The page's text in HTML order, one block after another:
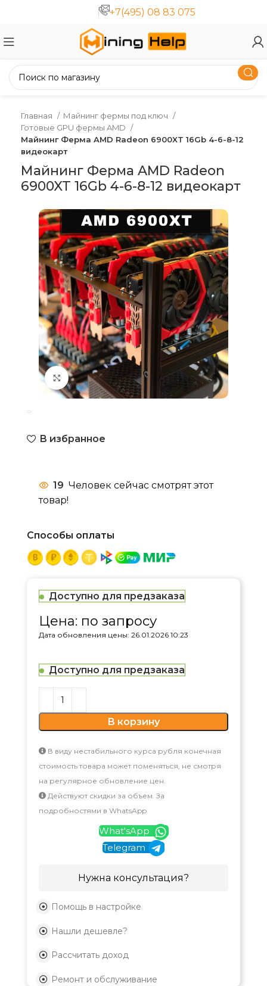
+7(495) 08 83 075
Главная
Майнинг фермы под ключ
Готовые GPU фермы AMD
Майнинг Ферма AMD Radeon 6900XT 16Gb 4-6-8-12
видеокарт
Майнинг Ферма AMD Radeon
6900XT 16Gb 4-6-8-12 видеокарт
Нажмите, чтобы увеличить
В избранное
19 Человек сейчас смотрят этот
товар!
Способы оплаты
Доступно для предзаказа
Цена: по запросу
Дата обновления цены: 26.01.2026 10:23
Доступно для предзаказа
В корзину
В виду нестабильного курса рубля конечная
стоимость товара может поменяться, не смотря
на регулярное обновление цен.
Действуют скидки за объем. За
подробностями в WhatsApp
What'sApp
Telegram
Нужна консультация?
Помощь в настройке
Нашли дешевле?
Рассчитать доход
Ремонт и обслуживание